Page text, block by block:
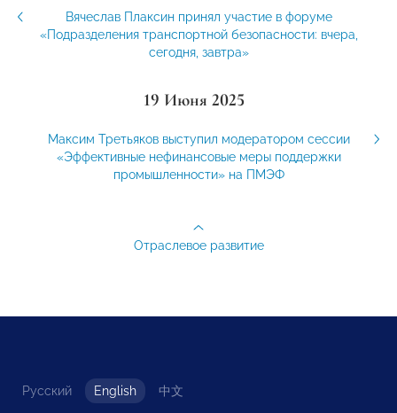
Вячеслав Плаксин принял участие в форуме
«Подразделения транспортной безопасности: вчера,
сегодня, завтра»
19 Июня 2025
Максим Третьяков выступил модератором сессии
«Эффективные нефинансовые меры поддержки
промышленности» на ПМЭФ
Отраслевое развитие
Русский English 中文